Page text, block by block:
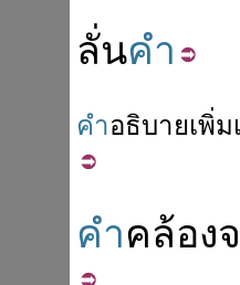
ลั่นคำ
คำอธิบายเพิ่
คำคล้อง